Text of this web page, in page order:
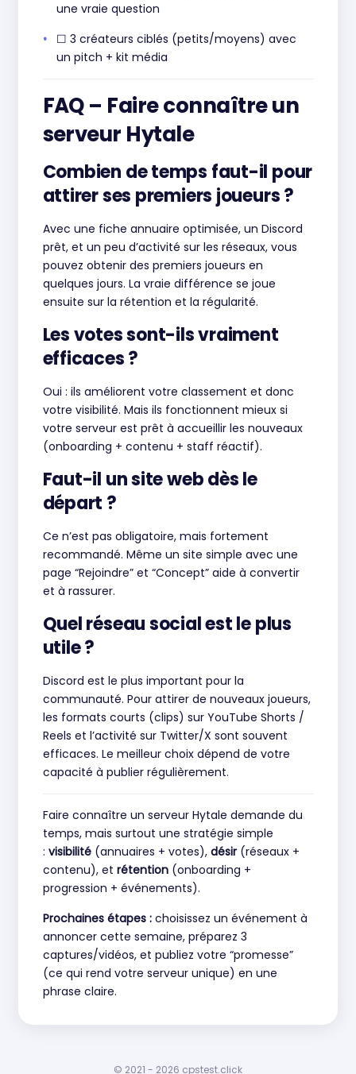
une vraie question
☐ 3 créateurs ciblés (petits/moyens) avec
un pitch + kit média
FAQ – Faire connaître un
serveur Hytale
Combien de temps faut-il pour
attirer ses premiers joueurs ?
Avec une fiche annuaire optimisée, un Discord
prêt, et un peu d’activité sur les réseaux, vous
pouvez obtenir des premiers joueurs en
quelques jours. La vraie différence se joue
ensuite sur la rétention et la régularité.
Les votes sont-ils vraiment
efficaces ?
Oui : ils améliorent votre classement et donc
votre visibilité. Mais ils fonctionnent mieux si
votre serveur est prêt à accueillir les nouveaux
(onboarding + contenu + staff réactif).
Faut-il un site web dès le
départ ?
Ce n’est pas obligatoire, mais fortement
recommandé. Même un site simple avec une
page “Rejoindre” et “Concept” aide à convertir
et à rassurer.
Quel réseau social est le plus
utile ?
Discord est le plus important pour la
communauté. Pour attirer de nouveaux joueurs,
les formats courts (clips) sur YouTube Shorts /
Reels et l’activité sur Twitter/X sont souvent
efficaces. Le meilleur choix dépend de votre
capacité à publier régulièrement.
Faire connaître un serveur Hytale demande du
temps, mais surtout une stratégie simple
: visibilité(annuaires + votes), désir(réseaux +
contenu), et rétention(onboarding +
progression + événements).
Prochaines étapes :choisissez un événement à
annoncer cette semaine, préparez 3
captures/vidéos, et publiez votre “promesse”
(ce qui rend votre serveur unique) en une
phrase claire.
© 2021 - 2026 cpstest.click